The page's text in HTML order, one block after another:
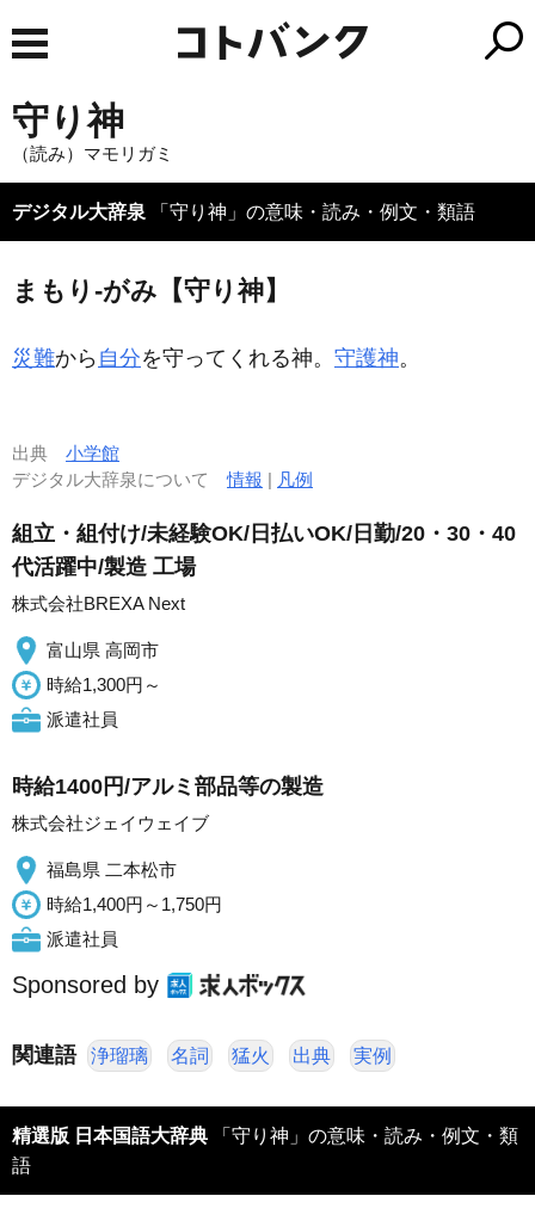
守り神
（読み）マモリガミ
デジタル大辞泉 「守り神」の意味・読み・例文・類語
まもり‐がみ【守り神】
災難から 自分を守ってくれる神。 守護神。
出典 小学館
デジタル大辞泉について情報 | 凡例
組立・組付け/未経験OK/日払いOK/日勤/20・30・40
代活躍中/製造 工場
株式会社BREXA Next
富山県 高岡市
時給1,300円～
派遣社員
時給1400円/アルミ部品等の製造
株式会社ジェイウェイブ
福島県 二本松市
時給1,400円～1,750円
派遣社員
Sponsored by
関連語 浄瑠璃 名詞 猛火 出典 実例
精選版 日本国語大辞典 「守り神」の意味・読み・例文・類
語